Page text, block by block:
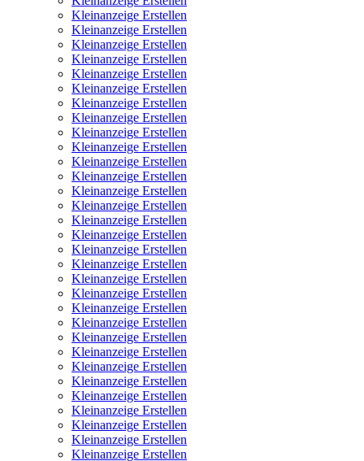
Kleinanzeige Erstellen
Kleinanzeige Erstellen
Kleinanzeige Erstellen
Kleinanzeige Erstellen
Kleinanzeige Erstellen
Kleinanzeige Erstellen
Kleinanzeige Erstellen
Kleinanzeige Erstellen
Kleinanzeige Erstellen
Kleinanzeige Erstellen
Kleinanzeige Erstellen
Kleinanzeige Erstellen
Kleinanzeige Erstellen
Kleinanzeige Erstellen
Kleinanzeige Erstellen
Kleinanzeige Erstellen
Kleinanzeige Erstellen
Kleinanzeige Erstellen
Kleinanzeige Erstellen
Kleinanzeige Erstellen
Kleinanzeige Erstellen
Kleinanzeige Erstellen
Kleinanzeige Erstellen
Kleinanzeige Erstellen
Kleinanzeige Erstellen
Kleinanzeige Erstellen
Kleinanzeige Erstellen
Kleinanzeige Erstellen
Kleinanzeige Erstellen
Kleinanzeige Erstellen
Kleinanzeige Erstellen